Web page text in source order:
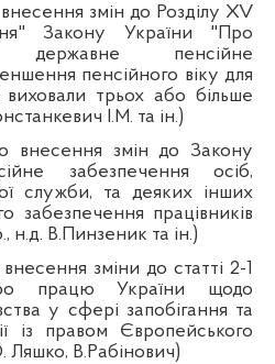
змін до Розділу XV
Закону України "Про
державне пенсійне
пенсійного віку для
трьох або більше
І.М. та ін.)
внесення змін до Закону
забезпечення осіб,
служби, та деяких інших
забезпечення працівників
н.д. В.Пинзеник та ін.)
зміни до статті 2-1
працю України щодо
у сфері запобігання та
із правом Європейського
В.Рабінович)